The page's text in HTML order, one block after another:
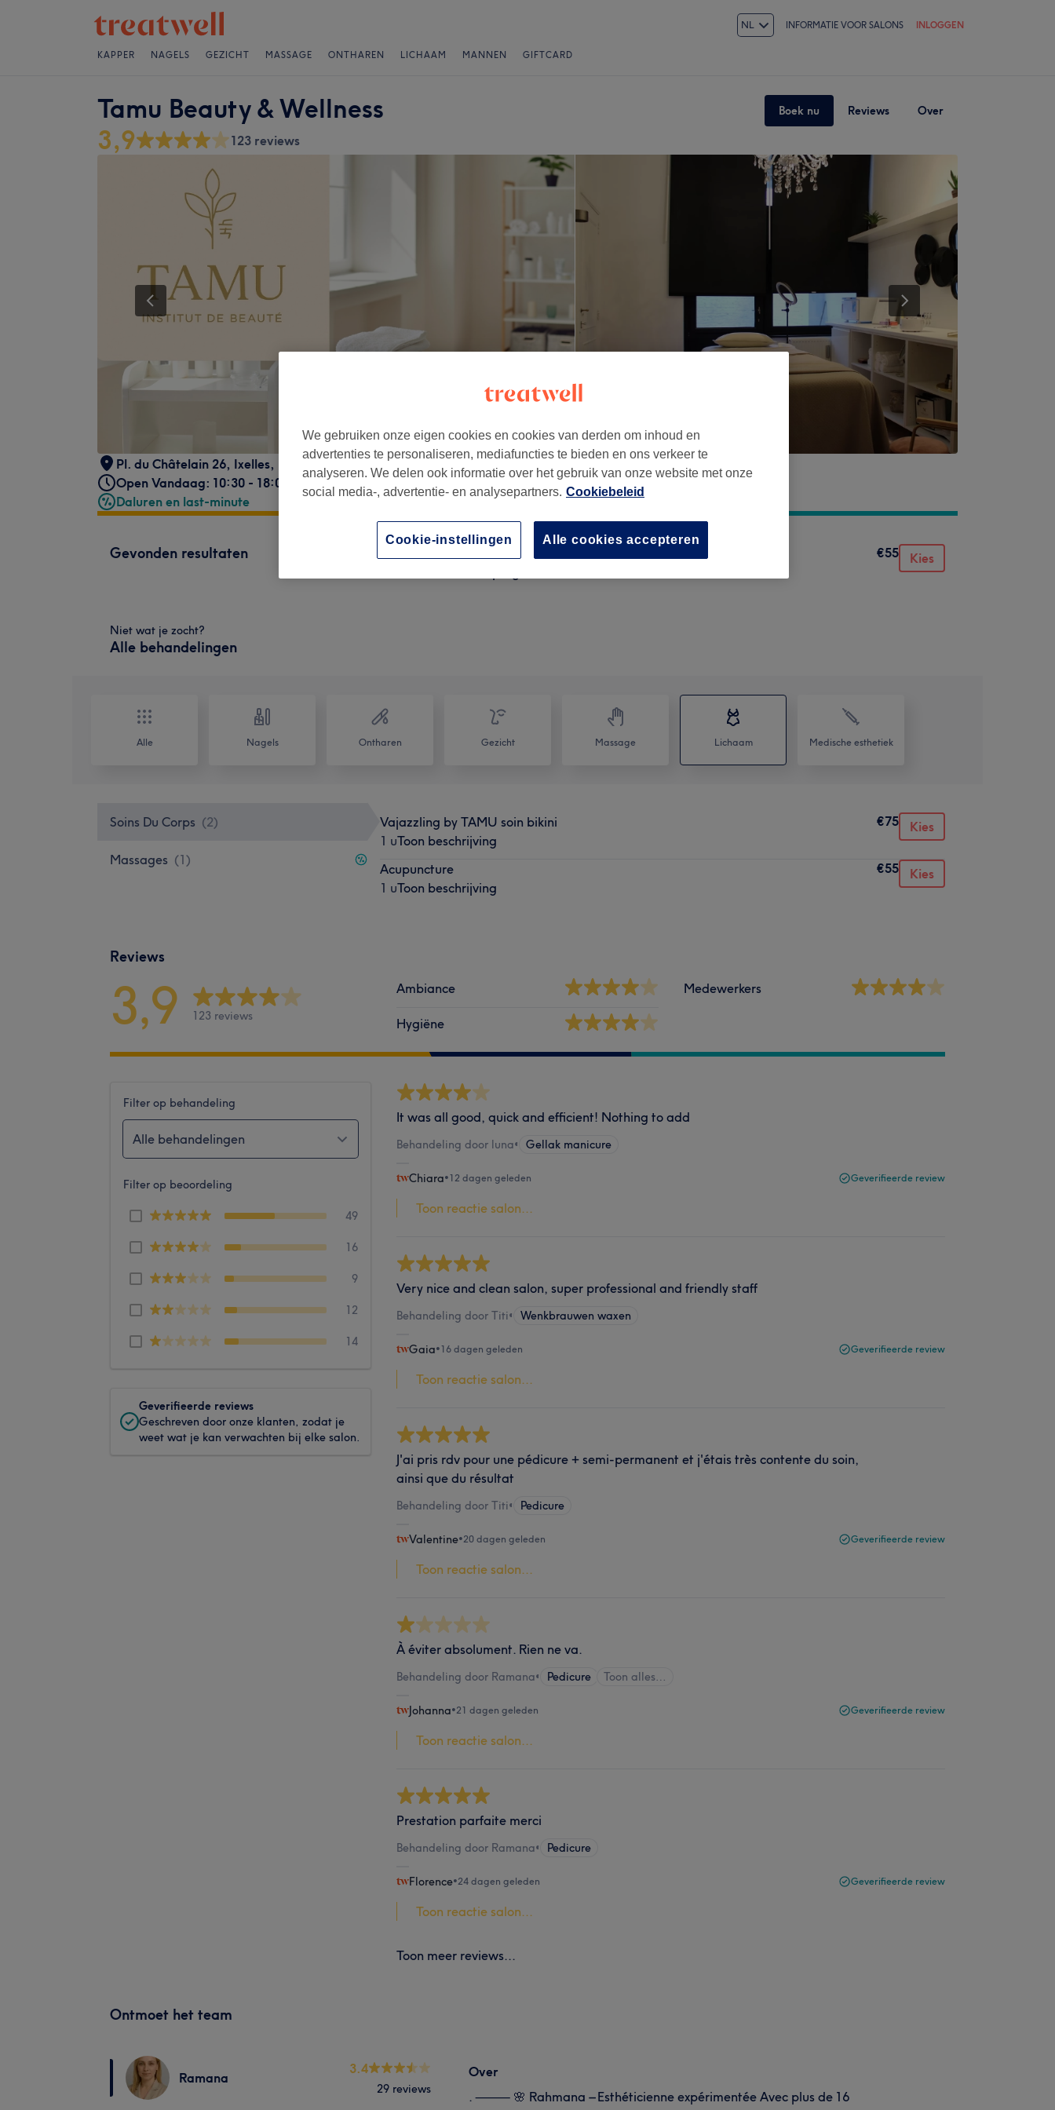
NL INFORMATIE VOOR SALONS INLOGGEN
KAPPER NAGELS GEZICHT MASSAGE ONTHAREN LICHAAM MANNEN GIFTCARD
Tamu Beauty & Wellness Boek nu Reviews Over
3,9 123 reviews
Pl. du Châtelain 26, Ixelles,
1050
Open Vandaag: 10:30 - 18:00
Daluren en last-minute
Gevonden resultaten €55 Kies
Niet wat je zocht?
Alle behandelingen
Alle Nagels Ontharen Gezicht Massage Lichaam Medische esthetiek
Soins Du Corps (2)
Massages (1)
Vajazzling by TAMU soin bikini
1 uToon beschrijving
€75 Kies
Acupuncture
1 uToon beschrijving
€55 Kies
Reviews
3,9 123 reviews
Ambiance
Hygiëne
Medewerkers
Filter op behandeling
Alle behandelingen
Filter op beoordeling
49
16
9
12
14
Geverifieerde reviews
Geschreven door onze klanten, zodat je
weet wat je kan verwachten bij elke salon.
It was all good, quick and efficient! Nothing to add
Behandeling door luna• Gellak manicure
Chiara•12 dagen geleden Geverifieerde review
Toon reactie salon...
Very nice and clean salon, super professional and friendly staff
Behandeling door Titi• Wenkbrauwen waxen
Gaia•16 dagen geleden Geverifieerde review
Toon reactie salon...
J'ai pris rdv pour une pédicure + semi-permanent et j'étais très contente du soin,
ainsi que du résultat
Behandeling door Titi• Pedicure
Valentine•20 dagen geleden Geverifieerde review
Toon reactie salon...
À éviter absolument. Rien ne va.
Behandeling door Ramana• Pedicure Toon alles…
Johanna•21 dagen geleden Geverifieerde review
Toon reactie salon...
Prestation parfaite merci
Behandeling door Ramana• Pedicure
Florence•24 dagen geleden Geverifieerde review
Toon reactie salon...
Toon meer reviews...
Ontmoet het team
Ramana
3.4
29 reviews
Over
. ⸻ 🌸 Rahmana – Esthéticienne expérimentée Avec plus de 16
We gebruiken onze eigen cookies en cookies van derden om inhoud en
advertenties te personaliseren, mediafuncties te bieden en ons verkeer te
analyseren. We delen ook informatie over het gebruik van onze website met onze
social media-, advertentie- en analysepartners. Cookiebeleid
Alle cookies accepteren
Cookie-instellingen